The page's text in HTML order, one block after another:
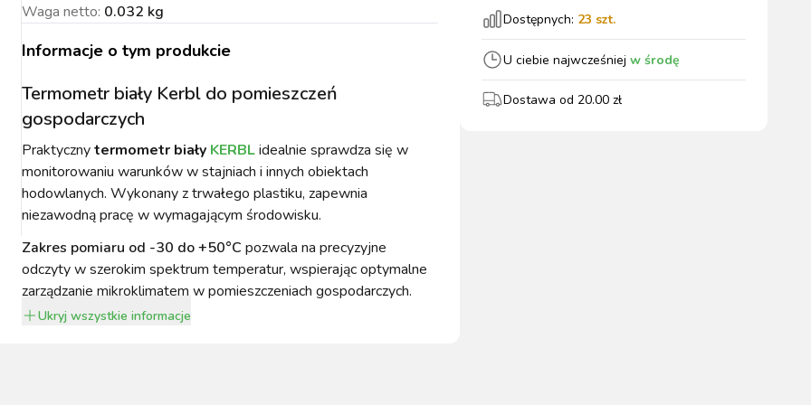
I
TECHNICZNE
DO
DLA
KONIA
PAKUJEMY SIĘ NA
ZAWODY
SZKODNIKÓW
MUCHY W STAJNI.
STOP
NOWOŚCI KERBL
ROŚLIN
DO
URZĄDZENIA
POMIAROWE
PSY
wszystkie
Waga netto: 0.032 kg
Informacje o tym produkcie
Termometr biały Kerbl do pomieszczeń
gospodarczych
Praktycznytermometr biały KERBLidealnie sprawdza się w
monitorowaniu warunków w stajniach i innych obiektach
hodowlanych. Wykonany z trwałego plastiku, zapewnia
niezawodną pracę w wymagającym środowisku.
Zakres pomiaru od -30 do +50°C pozwala na precyzyjne
odczyty w szerokim spektrum temperatur, wspierając optymalne
zarządzanie mikroklimatem w pomieszczeniach gospodarczych.
Ukryj wszystkie informacje
Dostępnych: 23 szt.
U ciebie najwcześniej w środę
Dostawa od 20.00 zł